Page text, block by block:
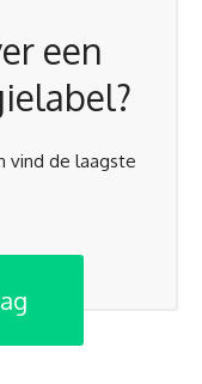
een
vind de laagste